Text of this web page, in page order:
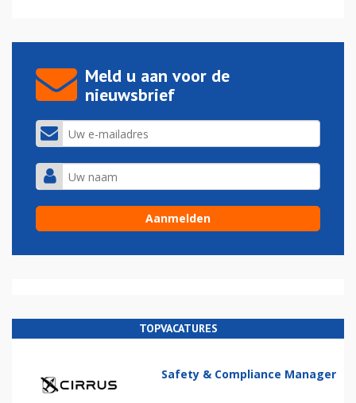
Meld u aan voor de
nieuwsbrief
TOPVACATURES
Safety & Compliance Manager